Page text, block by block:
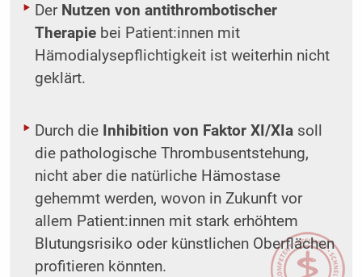
Der Nutzen von antithrombotischer
Therapie bei Patient:innen mit
Hämodialysepflichtigkeit ist weiterhin nicht
geklärt.
Durch die Inhibition von Faktor XI/XIasoll
die pathologische Thrombusentstehung,
nicht aber die natürliche Hämostase
gehemmt werden, wovon in Zukunft vor
allem Patient:innen mit stark erhöhtem
Blutungsrisiko oder künstlichen Oberflächen
profitieren könnten.